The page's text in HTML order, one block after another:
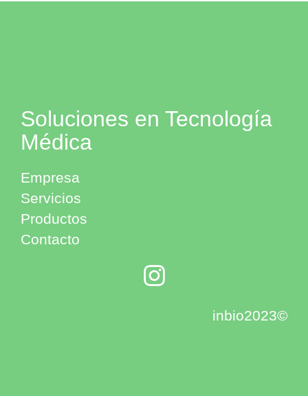
Soluciones en Tecnología
Médica
Empresa
Servicios
Productos
Contacto
inbio2023©